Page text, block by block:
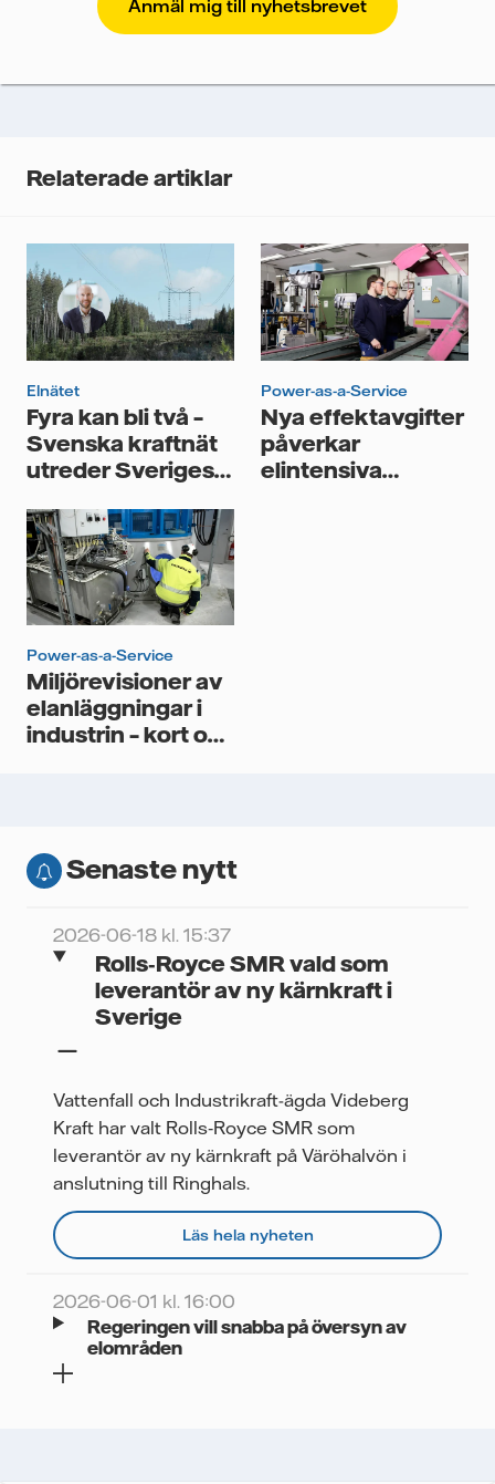
att Vattenfalls storföretagsförsäljning ska kunna
skicka nyhetsbrevet till dig, behöver vi dina uppgifter.
analysera deras prestanda, inklusive
tredje part, och du kan när som helst återkalla ditt
personuppgifter.
Jag samtycker till att Vattenfall behandlar mina
personuppgifter för att kunna skicka mig
nyhetsbrevet.*
Relaterade artiklar
Elnätet
Fyra kan bli två –
Svenska kraftnät
utreder Sveriges
Power-as-a-Service
Nya effektavgifter
påverkar
elintensiva
Power-as-a-Service
Miljörevisioner av
elanläggningar i
industrin – kort om
Senaste nytt
2026-06-18 kl. 15:37
Rolls‑Royce SMR vald som
leverantör av ny kärnkraft i
Sverige
Vattenfall och Industrikraft-ägda Videberg
Kraft har valt Rolls‑Royce SMR som
leverantör av ny kärnkraft på Väröhalvön i
anslutning till Ringhals.
Läs hela nyheten
2026-06-01 kl. 16:00
Regeringen vill snabba på översyn av
elområden